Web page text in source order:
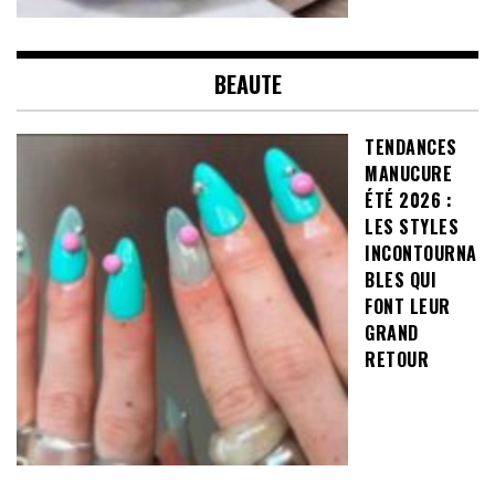
BEAUTE
TENDANCES
MANUCURE
ÉTÉ 2026 :
LES STYLES
INCONTOURNA
BLES QUI
FONT LEUR
GRAND
RETOUR